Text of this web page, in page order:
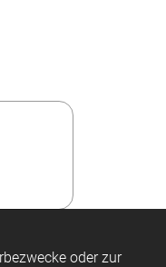
oder zur